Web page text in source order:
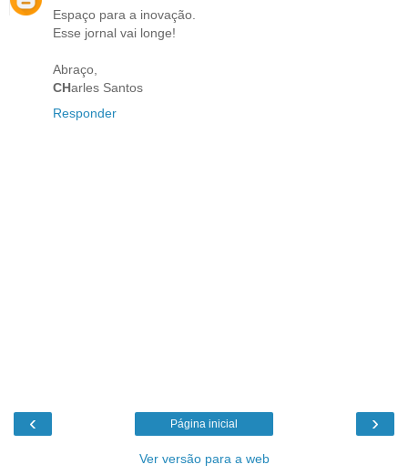
Espaço para a inovação.
Esse jornal vai longe!
Abraço,
CHarles Santos
Responder
‹ ›
Página inicial
Ver versão para a web